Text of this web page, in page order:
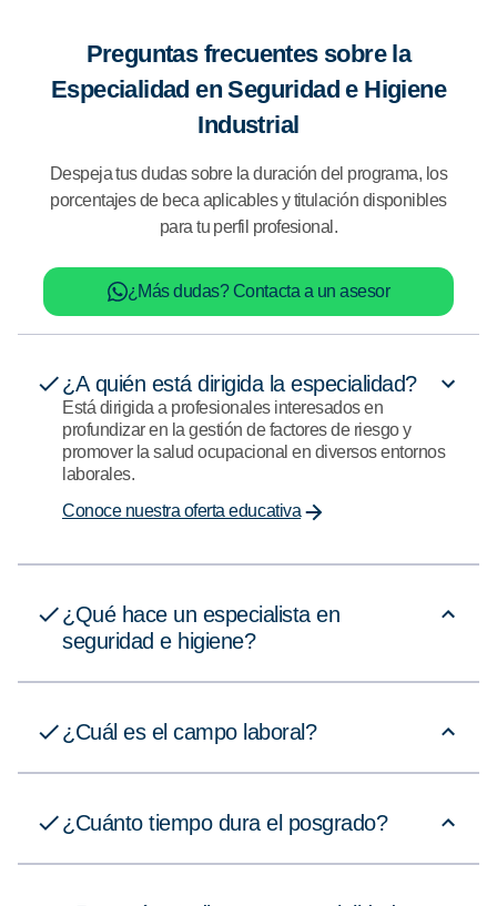
Preguntas frecuentes sobre la
Especialidad en Seguridad e Higiene
Industrial
Despeja tus dudas sobre la duración del programa, los
porcentajes de beca aplicables y titulación disponibles
para tu perfil profesional.
¿Más dudas? Contacta a un asesor
¿A quién está dirigida la especialidad?
Está dirigida a profesionales interesados en
profundizar en la gestión de factores de riesgo y
promover la salud ocupacional en diversos entornos
laborales.
Conoce nuestra oferta educativa
¿Qué hace un especialista en
seguridad e higiene?
¿Cuál es el campo laboral?
¿Cuánto tiempo dura el posgrado?